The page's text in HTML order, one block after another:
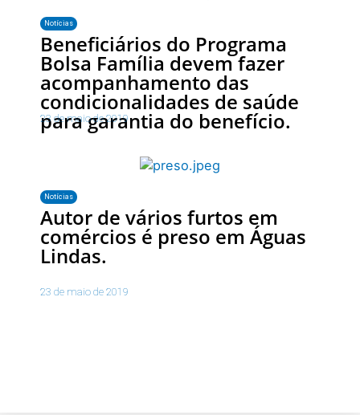
Notícias
Beneficiários do Programa
Bolsa Família devem fazer
acompanhamento das
condicionalidades de saúde
para garantia do benefício.
23 de maio de 2019
Notícias
Autor de vários furtos em
comércios é preso em Águas
Lindas.
23 de maio de 2019